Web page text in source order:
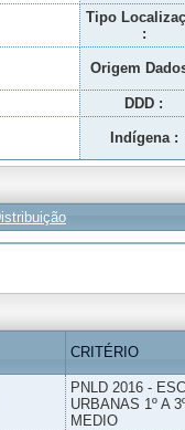
Tipo
:
Origem
DDD :
Indígena :
CRITÉRIO
PNLD 2016 -
URBANAS 1º A
MEDIO